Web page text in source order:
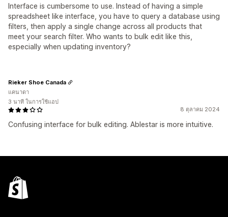
Interface is cumbersome to use. Instead of having a simple
spreadsheet like interface, you have to query a database using
filters, then apply a single change across all products that
meet your search filter. Who wants to bulk edit like this,
especially when updating inventory?
8 ตุลาคม 2024
Confusing interface for bulk editing. Ablestar is more intuitive.
Rieker Shoe Canada
แคนาดา
3 นาที ในการใช้แอป